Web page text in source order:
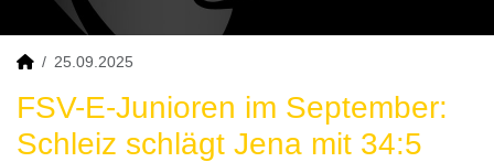
25.09.2025
FSV-E-Junioren im September:
Schleiz schlägt Jena mit 34:5